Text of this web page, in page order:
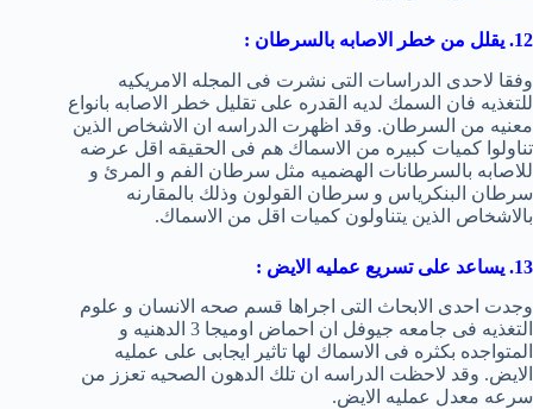
12. يقلل من خطر الاصابه بالسرطان :
وفقا لاحدى الدراسات التى نشرت فى المجله الامريكيه
للتغذيه فان السمك لديه القدره على تقليل خطر الاصابه بانواع
معنيه من السرطان. وقد اظهرت الدراسه ان الاشخاص الذين
تناولوا كميات كبيره من الاسماك هم فى الحقيقه اقل عرضه
للاصابه بالسرطانات الهضميه مثل سرطان الفم و المرئ و
سرطان البنكرياس و سرطان القولون وذلك بالمقارنه
بالاشخاص الذين يتناولون كميات اقل من الاسماك.
13. يساعد على تسريع عمليه الايض :
وجدت احدى الابحاث التى اجراها قسم صحه الانسان و علوم
التغذيه فى جامعه جيوفل ان احماض اوميجا 3 الدهنيه و
المتواجده بكثره فى الاسماك لها تاثير ايجابى على عمليه
الايض. وقد لاحظت الدراسه ان تلك الدهون الصحيه تعزز من
سرعه معدل عمليه الايض.